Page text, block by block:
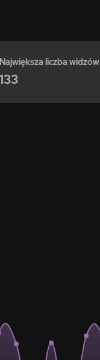
Największa liczba widzów
133